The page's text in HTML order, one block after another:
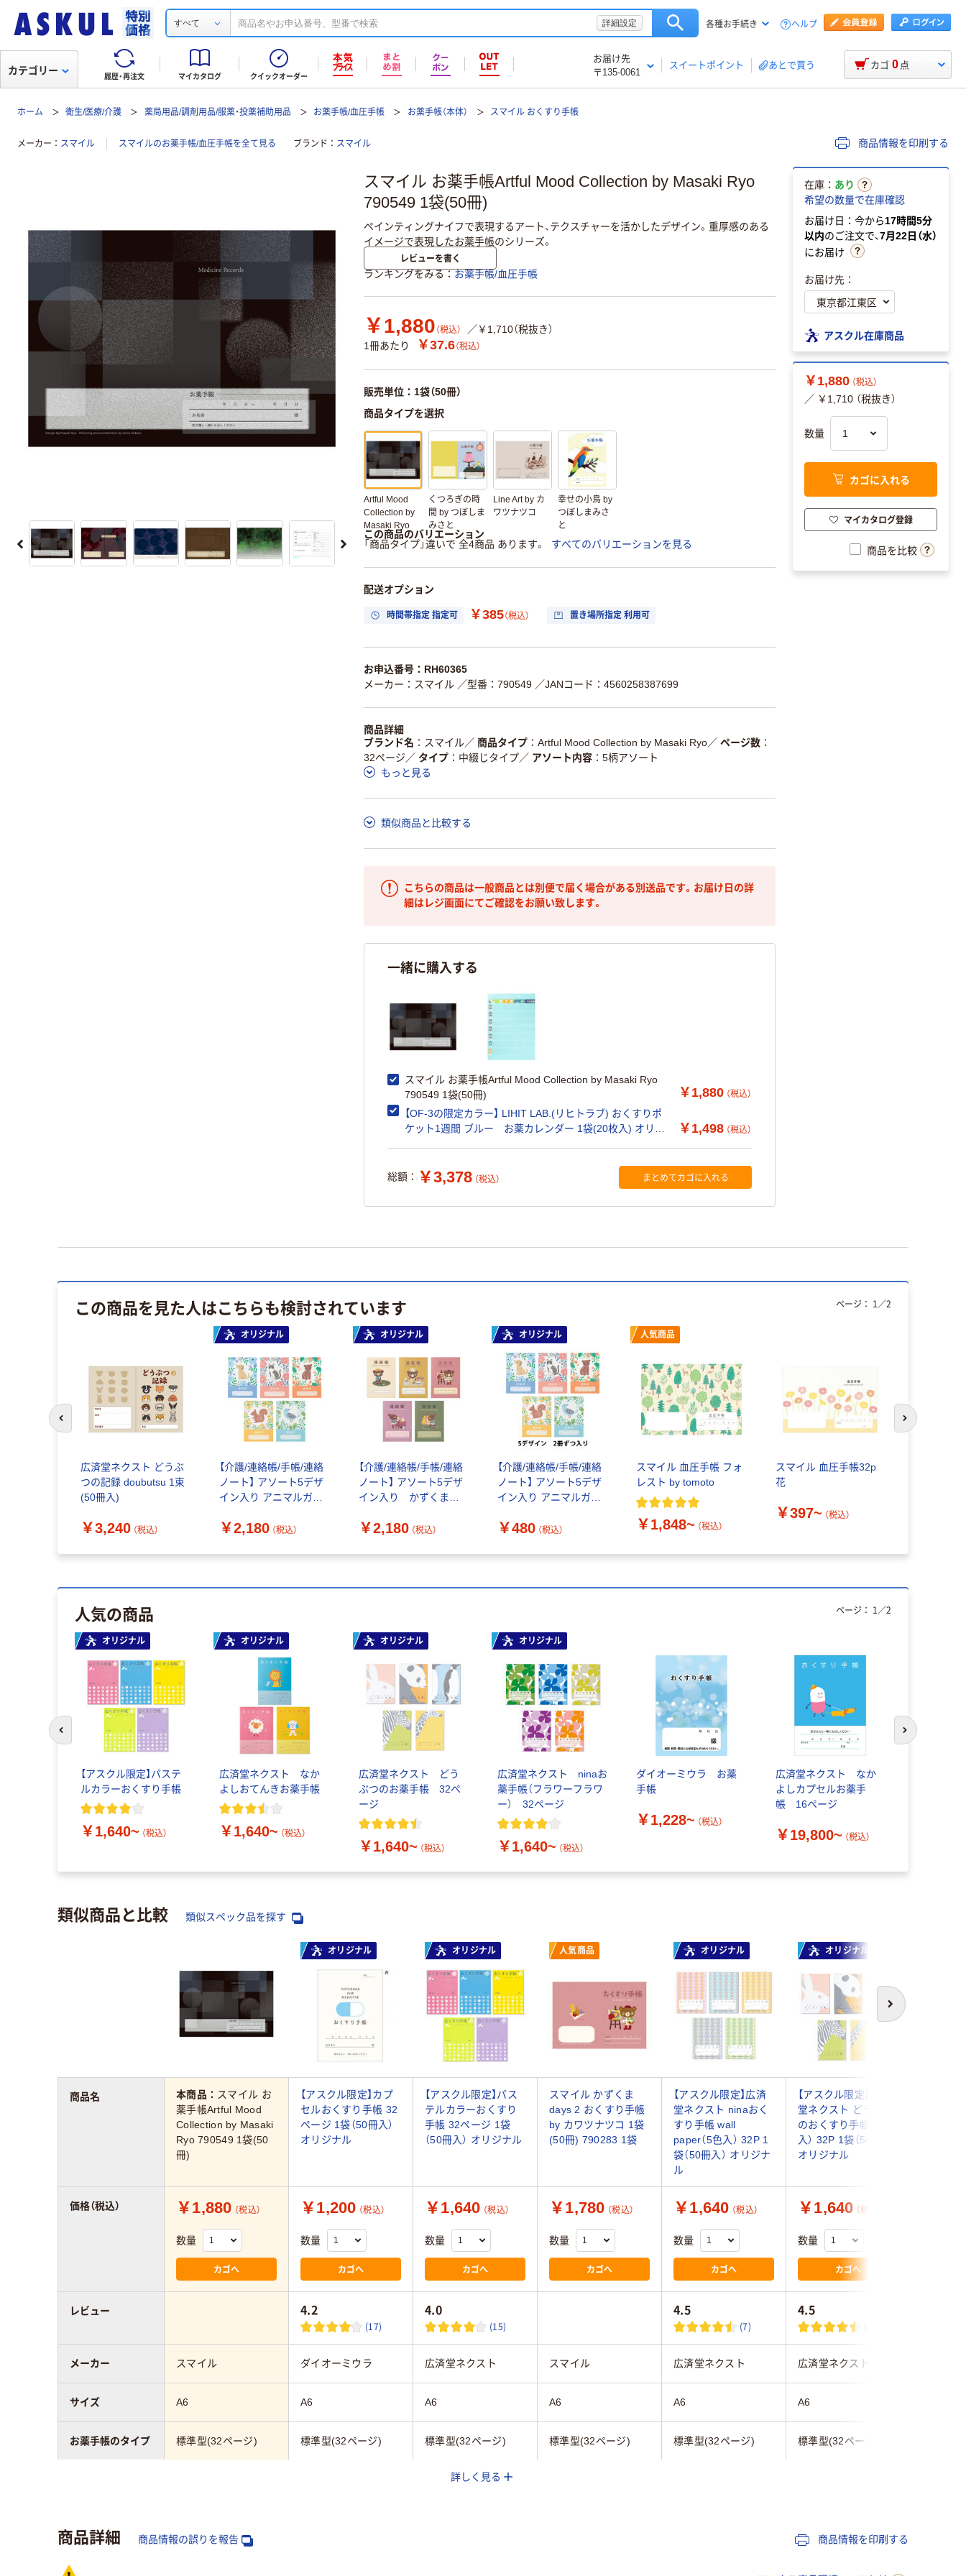
すべて 詳細設定 各種お手続き ヘルプ
履歴・再注文 マイカタログ クイックオーダー
お届け先
〒135-0061
スイートポイント あとで買う
カテゴリー カゴ 0 点
ホーム 衛生/医療/介護 薬局用品/調剤用品/服薬・投薬補助用品 お薬手帳/血圧手帳 お薬手帳（本体） スマイル おくすり手帳
メーカー スマイル スマイルのお薬手帳/血圧手帳を全て見る ブランド スマイル 商品情報を印刷する
スマイル お薬手帳Artful Mood Collection by Masaki Ryo
790549 1袋(50冊)
ペインティングナイフで表現するアート、テクスチャーを活かしたデザイン。重厚感のある
イメージで表現したお薬手帳のシリーズ。
レビューを書く
ランキングをみる お薬手帳/血圧手帳
￥1,880 （税込）
／￥1,710（税抜き）
1冊あたり
￥37.6（税込）
販売単位：1袋（50冊）
商品タイプを選択
Artful Mood
Collection by
Masaki Ryo
くつろぎの時
間 by つぼしま
みさと
Line Art by カ
ワツナツコ
幸せの小鳥 by
つぼしまみさ
と
この商品のバリエーション
「商品タイプ」違いで 全4商品 あります。
すべてのバリエーションを見る
配送オプション
時間帯指定 指定可 ￥385（税込） 置き場所指定 利用可
お申込番号：RH60365
メーカー：スマイル ／型番：790549 ／JANコード：4560258387699
商品詳細
ブランド名
スマイル／ 商品タイプ Artful Mood Collection by Masaki Ryo／ ページ数
32ページ ／ タイプ 中綴じタイプ／ アソート内容
5柄アソート
もっと見る
類似商品と比較する
こちらの商品は一般商品とは別便で届く場合がある別送品です。お届け日の詳
細はレジ画面にてご確認をお願い致します。
一緒に購入する
スマイル お薬手帳Artful Mood Collection by Masaki Ryo
790549 1袋(50冊)
￥1,880 （税込）
【OF-3の限定カラー】 LIHIT LAB.(リヒトラブ) おくすりポ
ケット1週間 ブルー お薬カレンダー 1袋(20枚入) オリジ
￥1,498 （税込）
総額： ￥3,378 （税込） まとめてカゴに入れる
在庫： あり
希望の数量で在庫確認
お届け日：今から17時間5分
以内のご注文で、7月22日（水）
にお届け
お届け先：
アスクル在庫商品
￥1,880 （税込）
／ ￥1,710 （税抜き）
数量
カゴに入れる
マイカタログ登録
商品を比較
この商品を見た人はこちらも検討されています
広済堂ネクスト どうぶ
つの記録 doubutsu 1束
(50冊入)
￥3,240 （税込）
オリジナル
【介護/連絡帳/手帳/連絡
ノート】 アソート5デザ
イン入り アニマルガー
ト（50冊入：10冊×5） デ
ナル
￥2,180 （税込）
オリジナル
【介護/連絡帳/手帳/連絡
ノート】 アソート5デザ
イン入り かずくま
ト（50冊入：10冊×5） デ
リジナル
￥2,180 （税込）
オリジナル
【介護/連絡帳/手帳/連絡
ノート】 アソート5デザ
イン入り アニマルガー
冊入） デイサービス連絡
ル
￥480 （税込）
人気商品
スマイル 血圧手帳 フォ
レスト by tomoto
￥1,848~ （税込）
スマイル 血圧手帳32p
花
￥397~ （税込）
ページ： 1 ／2
前のスライドへ 次のスライド
人気の商品
オリジナル
【アスクル限定】パステ
ルカラーおくすり手帳
￥1,640~ （税込）
オリジナル
広済堂ネクスト なか
よしおてんきお薬手帳
￥1,640~ （税込）
オリジナル
広済堂ネクスト どう
ぶつのお薬手帳 32ペ
ージ
￥1,640~ （税込）
オリジナル
広済堂ネクスト ninaお
薬手帳（フラワーフラワ
ー） 32ページ
￥1,640~ （税込）
ダイオーミウラ お薬
手帳
￥1,228~ （税込）
広済堂ネクスト なか
よしカプセルお薬手
帳 16ページ
￥19,800~ （税込）
ページ： 1 ／2
前のスライドへ 次のスライド
類似商品と比較 類似スペック品を探す
次へ
オリジナル オリジナル 人気商品 オリジナル オリジナル
本商品： スマイル お
薬手帳Artful Mood
Collection by Masaki
Ryo 790549 1袋(50
冊)
【アスクル限定】カプ
セルおくすり手帳 32
ページ 1袋（50冊入）
オリジナル
【アスクル限定】パス
テルカラーおくすり
手帳 32ページ 1袋
（50冊入） オリジナル
スマイル かずくま
days 2 おくすり手帳
by カワツナツコ 1袋
(50冊) 790283 1袋
【アスクル限定】広済
堂ネクスト ninaおく
すり手帳 wall
paper（5色入） 32P 1
袋（50冊入） オリジナ
ル
【アスクル限定】広済
堂ネクスト どうぶつ
のおくすり手帳（5種
入） 32P 1袋（50冊入）
オリジナル
￥1,880 （税込）
数量
カゴへ
￥1,200 （税込）
数量
カゴへ
￥1,640 （税込）
数量
カゴへ
￥1,780 （税込）
数量
カゴへ
￥1,640 （税込）
数量
カゴへ
￥1,640 （税込）
数量
カゴへ
4.2
(17)
4.0
(15)
4.5
(7)
4.5
(3)
スマイル ダイオーミウラ 広済堂ネクスト スマイル 広済堂ネクスト 広済堂ネクスト
A6 A6 A6 A6 A6 A6
標準型(32ページ) 標準型(32ページ) 標準型(32ページ) 標準型(32ページ) 標準型(32ページ) 標準型(32ページ)
商品名
価格（税込）
レビュー
メーカー
サイズ
お薬手帳のタイプ
詳しく見る
商品詳細 商品情報の誤りを報告 商品情報を印刷する